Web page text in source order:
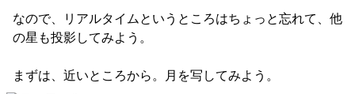
なので、リアルタイムというところはちょっと忘れて、他
の星も投影してみよう。
まずは、近いところから。月を写してみよう。